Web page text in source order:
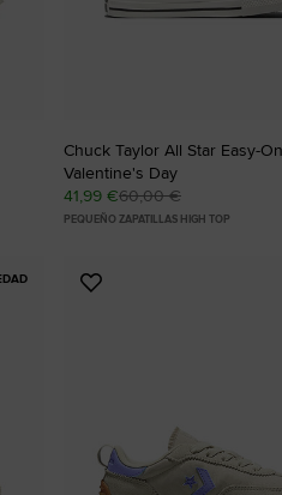
Chuck Taylor All Star Easy-On
Valentine's Day
41,99 €60,00 €
PEQUEÑO ZAPATILLAS HIGH TOP
Añadir